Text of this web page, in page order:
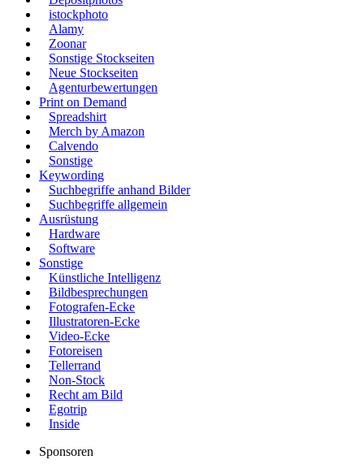
istockphoto
Alamy
Zoonar
Sonstige Stockseiten
Neue Stockseiten
Agenturbewertungen
Print on Demand
Spreadshirt
Merch by Amazon
Calvendo
Sonstige
Keywording
Suchbegriffe anhand Bilder
Suchbegriffe allgemein
Ausrüstung
Hardware
Software
Sonstige
Künstliche Intelligenz
Bildbesprechungen
Fotografen-Ecke
Illustratoren-Ecke
Video-Ecke
Fotoreisen
Tellerrand
Non-Stock
Recht am Bild
Egotrip
Inside
Sponsoren